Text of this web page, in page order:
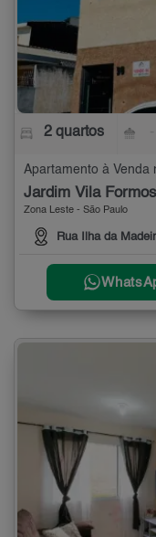
2 quartos
Jardim Vila
Zona Leste - São Paulo
Rua Ilha da